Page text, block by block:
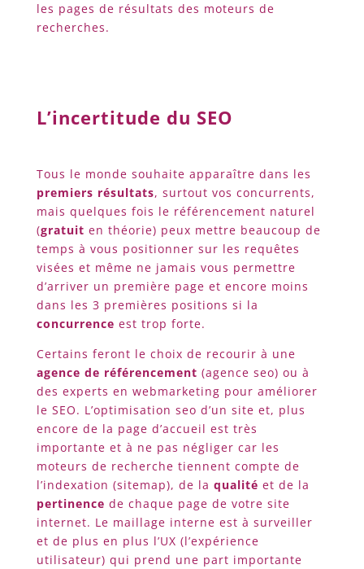
les pages de résultats des moteurs de
recherches.
L’incertitude du SEO
Tous le monde souhaite apparaître dans les
premiers résultats, surtout vos concurrents,
mais quelques fois le référencement naturel
(gratuit en théorie) peux mettre beaucoup de
temps à vous positionner sur les requêtes
visées et même ne jamais vous permettre
d’arriver un première page et encore moins
dans les 3 premières positions si la
concurrence est trop forte.
Certains feront le choix de recourir à une
agence de référencement (agence seo) ou à
des experts en webmarketing pour améliorer
le SEO. L’optimisation seo d’un site et, plus
encore de la page d’accueil est très
importante et à ne pas négliger car les
moteurs de recherche tiennent compte de
l’indexation (sitemap), de la qualité et de la
pertinence de chaque page de votre site
internet. Le maillage interne est à surveiller
et de plus en plus l’UX (l’expérience
utilisateur) qui prend une part importante